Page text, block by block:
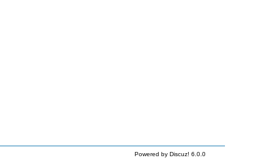
Powered by Discuz! 6.0.0